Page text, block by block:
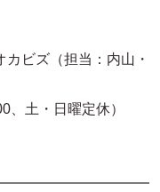
ビズ（担当：内山・
、土・日曜定休）